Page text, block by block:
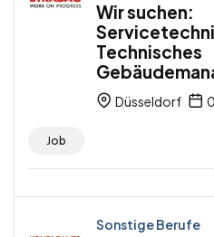
Wir suchen:
Technisches
Düsseldorf
Job
Sonstige Berufe